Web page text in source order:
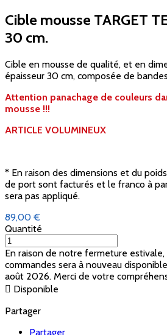
Cible mousse TARGET
30 cm.
Cible en mousse de qualité, et en
épaisseur 30 cm, composée de
Attention panachage de couleurs
mousse !!!
ARTICLE VOLUMINEUX
* En raison des dimensions et du
de port sont facturés et le franco à
sera pas appliqué.
89,00 €
Quantité
En raison de notre fermeture
commandes sera à nouveau
août 2026. Merci de votre
 Disponible
Partager
Partager